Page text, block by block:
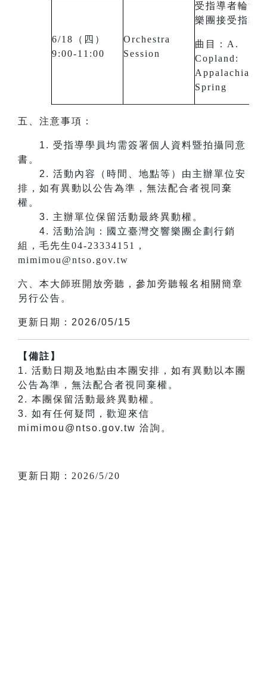
6/18（四）
9:00-11:00
Orchestra
Session
受指導者輪流
樂團接受指導
曲目：A.
Copland:
Appalachian
Spring
五、注意事項：
1. 受指導學員均需簽署個人資料暨拍攝同意
書。
2. 活動內容（時間、地點等）由主辦單位安
排，如有異動以公告為準，無法配合者視同棄
權。
3. 主辦單位保留活動最終異動權。
4. 活動洽詢：國立臺灣交響樂團企劃行銷
組，毛先生04-23334151，
mimimou@ntso.gov.tw
六、本大師班開放旁聽，參加旁聽報名相關簡章
另行公告。
更新日期：2026/05/15
【備註】
1. 活動日期及地點由本團安排，如有異動以本團
公告為準，無法配合者視同棄權。
2. 本團保留活動最終異動權。
3. 如有任何疑問，歡迎來信
mimimou@ntso.gov.tw 洽詢。
更新日期：2026/5/20